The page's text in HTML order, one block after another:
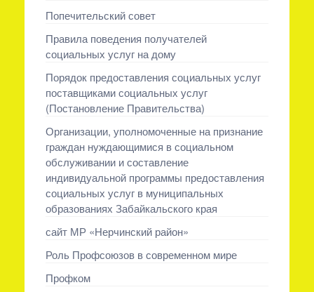
Попечительский совет
Правила поведения получателей
социальных услуг на дому
Порядок предоставления социальных услуг
поставщиками социальных услуг
(Постановление Правительства)
Организации, уполномоченные на признание
граждан нуждающимися в социальном
обслуживании и составление
индивидуальной программы предоставления
социальных услуг в муниципальных
образованиях Забайкальского края
сайт МР «Нерчинский район»
Роль Профсоюзов в современном мире
Профком